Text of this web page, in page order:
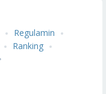
Regulamin
Ranking